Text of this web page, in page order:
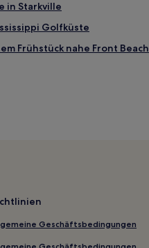
in Starkville
Golfküste
Frühstück nahe Front Beach
Geschäftsbedingungen